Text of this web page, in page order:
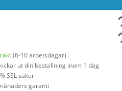
(6-10 arbetsdagar)
ut din beställning inom 1 dag
SSL säker
garanti